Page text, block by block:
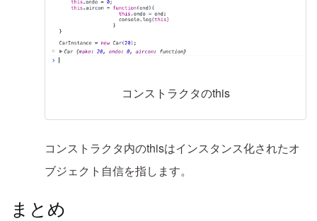
コンストラクタのthis
コンストラクタ内のthisはインスタンス化されたオ
ブジェクト自信を指します。
まとめ